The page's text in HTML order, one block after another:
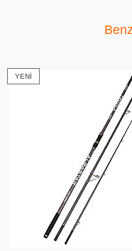
YENI